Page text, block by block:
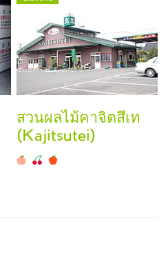
สวนผลไม้คาจิตสึเท
(Kajitsutei)